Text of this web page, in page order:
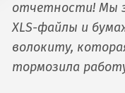
отчетности! Мы
XLS-файлы и
волокиту,
тормозила